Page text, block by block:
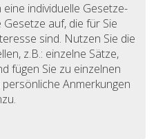
individuelle Gesetze-
Gesetze auf, die für Sie
sind. Nutzen Sie die
z.B.: einzelne Sätze,
fügen Sie zu einzelnen
Anmerkungen